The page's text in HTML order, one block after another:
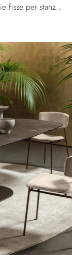
Clicca per scoprire una ricca gamma di sedie fisse per stanze moderne: il modello Flex di Calligaris ti sta aspettando!